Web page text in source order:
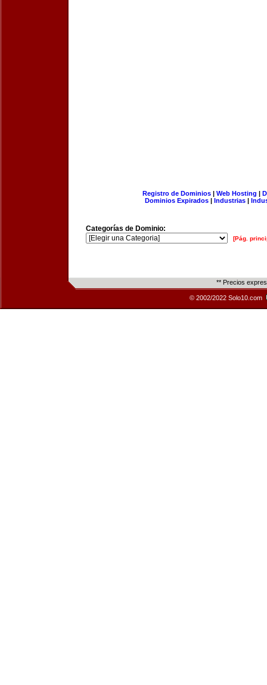
Registro de Dominios| Web Hosting |
Dominios Expirados | Industrias |
Categorías de Dominio:
[Pág.
** Precios
© 2002/2022 Solo10.com